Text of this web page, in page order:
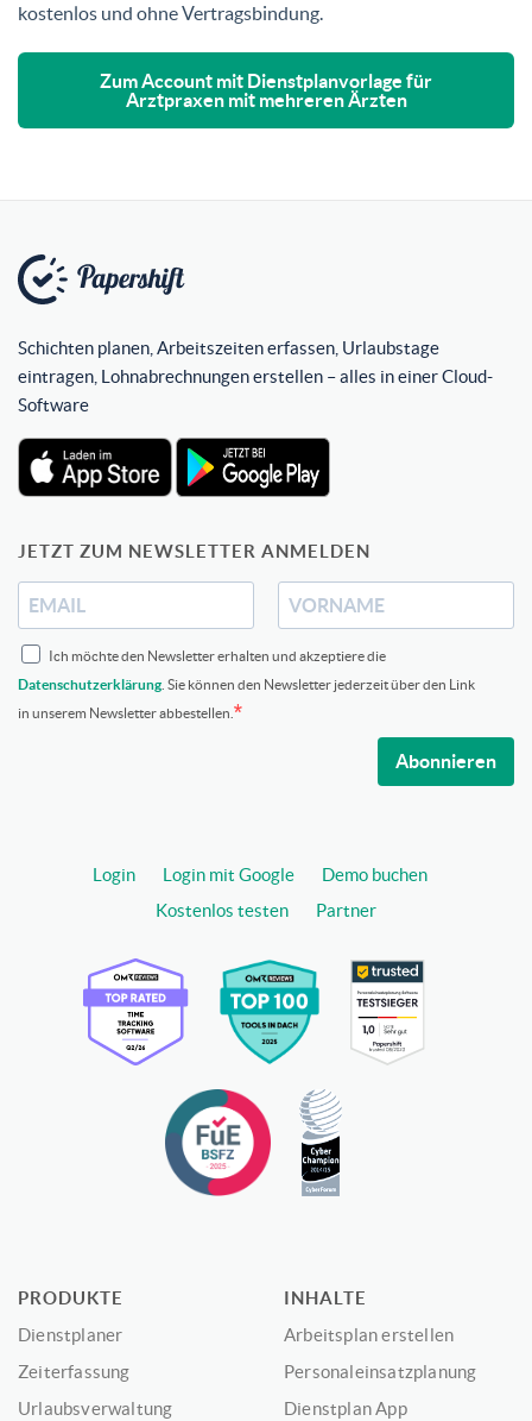
kostenlos und ohne Vertragsbindung.
Zum Account mit Dienstplanvorlage für
Arztpraxen mit mehreren Ärzten
Schichten planen, Arbeitszeiten erfassen, Urlaubstage
eintragen, Lohnabrechnungen erstellen – alles in einer Cloud-
Software
JETZT ZUM NEWSLETTER ANMELDEN
Ich möchte den Newsletter erhalten und akzeptiere die
Datenschutzerklärung . Sie können den Newsletter jederzeit über den Link
in unserem Newsletter abbestellen.
Abonnieren
Login Login mit Google
Demo buchen
Kostenlos testen
Partner
PRODUKTE
Dienstplaner
Zeiterfassung
Urlaubsverwaltung
INHALTE
Arbeitsplan erstellen
Personaleinsatzplanung
Dienstplan App